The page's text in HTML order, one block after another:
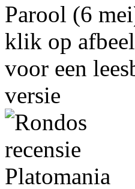
Parool (6
klik op
voor een
versie